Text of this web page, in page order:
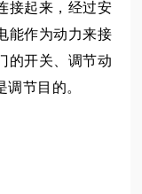
接起来，经过安
能作为动力来接
的开关、调节动
节目的。